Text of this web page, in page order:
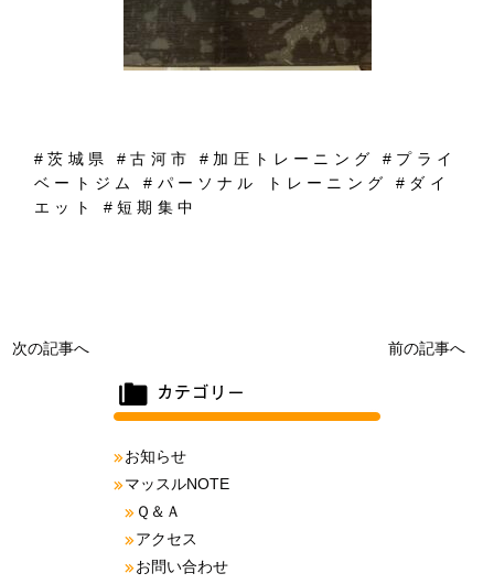
#茨城県 #古河市 # 加圧トレーニング # プライ
ベートジム
# パーソナル トレーニング # ダイ
エット
#短期集中
次の記事へ 前の記事へ
お知らせ
マッスルNOTE
Ｑ＆Ａ
アクセス
お問い合わせ